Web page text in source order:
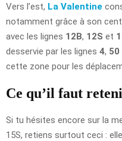
Vers l’est, La Valentine
notamment grâce à son
avec les lignes 12B, 12S et
desservie par les lignes 4, 50
cette zone pour les
Ce qu’il faut
Si tu hésites encore sur la
15S, retiens surtout ceci :